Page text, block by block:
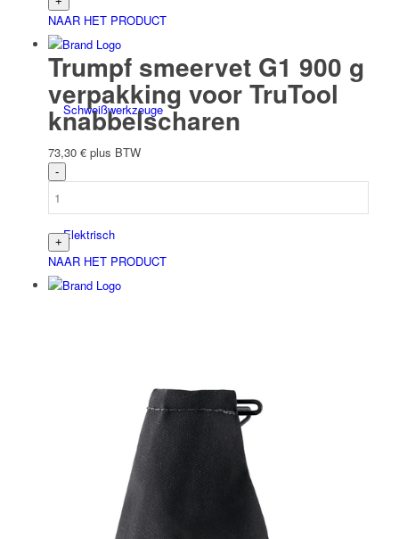
Schweiß­werk­zeuge
Elektrisch
Arbeits­schutz
NAAR HET PRODUCT
Trumpf smeervet G1 900 g
verpakking voor TruTool
knabbelscharen
73,30 € plus BTW
NAAR HET PRODUCT